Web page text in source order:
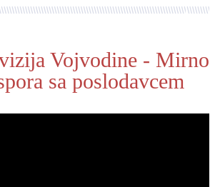
Vojvodine - Mirno
sa poslodavcem